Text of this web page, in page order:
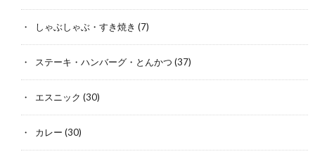
しゃぶしゃぶ・すき焼き (7)
ステーキ・ハンバーグ・とんかつ (37)
エスニック (30)
カレー (30)